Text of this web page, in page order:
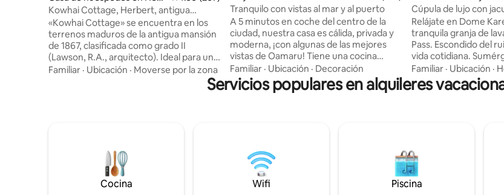
ert
Kowhai Cottage, Herbert, antigua
mansión presbiteriana
«Kowhai Cottage» se encuentra en los
terrenos maduros de la antigua mansión
de 1867, clasificada como grado II
(Lawson, R.A., arquitecto). Ideal para un
fin de semana de descanso, pasar la
noche o unas vacaciones para visitar el
minutos al oeste con Duntroon, pistas
Alps2Ocean y Elephant Rocks en ruta.
Los anfitriones Susie y Bob viven en el
lugar, lo que garantiza que tu estancia
Familiar · Ubicación · Moverse por la zona
Tranquilo con vistas al mar y al puerto
A 5 minutos en coche del centro de la
ciudad, nuestra casa es cálida, privada y
moderna, ¡con algunas de las mejores
vistas de Oamaru! Tiene una cocina
totalmente equipada y una amplia
terraza donde puedes disfrutar de las
vistas al mar. Es cálida, calentada por una
velocidad gratuito e ilimitado y todo lo
que necesitas para una estancia en
Oamaru. Se proporcionan sábanas y
Familiar · Ubicación · Decoración
Cúpula de lujo con
a la montaña
Relájate en Dome
tranquila granja de
Pass. Escondido del ruido y del ritmo de la
vida cotidiana.
aire libre bajo el cielo
de la sauna en el río y
amplias vistas a las
que buscan una
plena naturaleza.
para una estadía en
un retiro donde la
comodidad y el aire
Familiar · Ubicación ·
Servicios populares en alquileres
Cocina Wifi Piscina